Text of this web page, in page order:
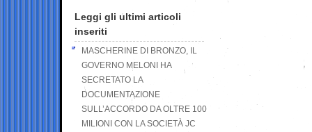
Leggi gli ultimi articoli
inseriti
MASCHERINE DI BRONZO, IL
GOVERNO MELONI HA
SECRETATO LA
DOCUMENTAZIONE
SULL’ACCORDO DA OLTRE 100
MILIONI CON LA SOCIETÀ JC